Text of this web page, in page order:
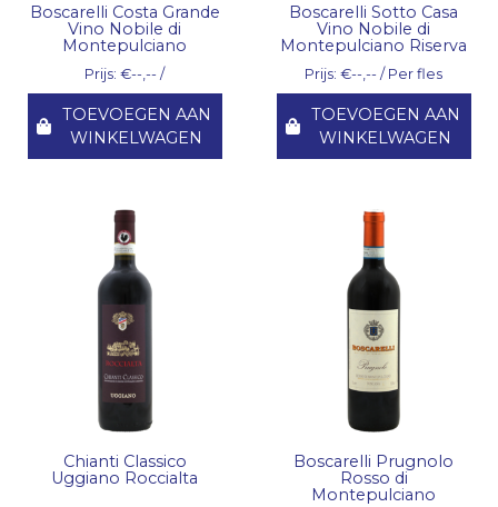
Boscarelli Costa Grande
Vino Nobile di
Montepulciano
Prijs: €--,-- /
TOEVOEGEN AAN
WINKELWAGEN
Boscarelli Sotto Casa
Vino Nobile di
Montepulciano Riserva
Prijs: €--,-- / Per fles
TOEVOEGEN AAN
WINKELWAGEN
Chianti Classico
Uggiano Roccialta
Boscarelli Prugnolo
Rosso di
Montepulciano